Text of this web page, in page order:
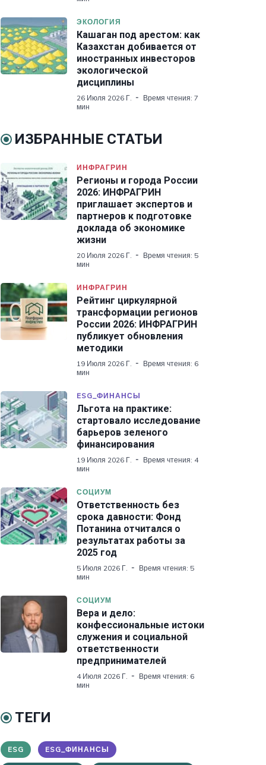
ЭКОЛОГИЯ
Кашаган под арестом: как
Казахстан добивается от
иностранных инвесторов
экологической
дисциплины
26 Июля 2026 Г.
Время чтения: 7
мин
ИЗБРАННЫЕ СТАТЬИ
ИНФРАГРИН
Регионы и города России
2026: ИНФРАГРИН
приглашает экспертов и
партнеров к подготовке
доклада об экономике
жизни
20 Июля 2026 Г.
Время чтения: 5
мин
ИНФРАГРИН
Рейтинг циркулярной
трансформации регионов
России 2026: ИНФРАГРИН
публикует обновления
методики
19 Июля 2026 Г.
Время чтения: 6
мин
ESG_ФИНАНСЫ
Льгота на практике:
стартовало исследование
барьеров зеленого
финансирования
19 Июля 2026 Г.
Время чтения: 4
мин
СОЦИУМ
Ответственность без
срока давности: Фонд
Потанина отчитался о
результатах работы за
2025 год
5 Июля 2026 Г.
Время чтения: 5
мин
СОЦИУМ
Вера и дело:
конфессиональные истоки
служения и социальной
ответственности
предпринимателей
4 Июля 2026 Г.
Время чтения: 6
мин
ТЕГИ
ESG ESG_ФИНАНСЫ